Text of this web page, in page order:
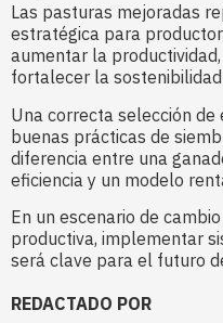
Las pasturas mejoradas
estratégica para
aumentar la
fortalecer la
Una correcta selección de
buenas prácticas de
diferencia entre una
eficiencia y un modelo
En un escenario de
productiva, implementar
será clave para el futuro
REDACTADO POR